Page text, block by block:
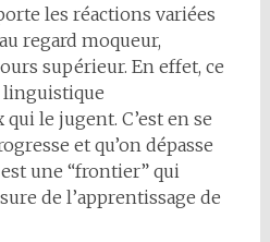
les réactions variées
regard moqueur,
supérieur. En effet, ce
le jugent. C’est en se
et qu’on dépasse
une “frontier” qui
de l’apprentissage de